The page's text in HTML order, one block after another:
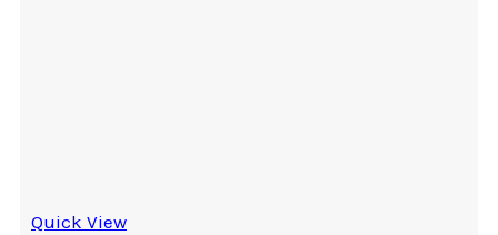
Quick View